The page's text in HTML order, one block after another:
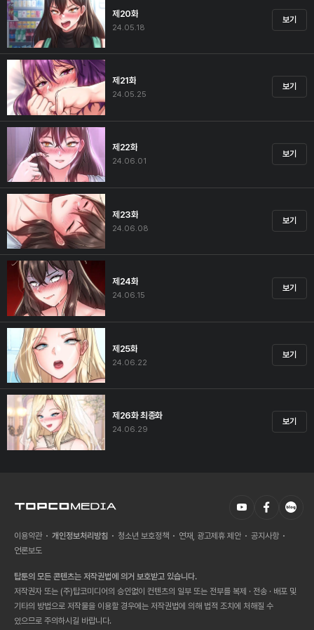
제20화
24.05.18
보기
제21화
24.05.25
보기
제22화
24.06.01
보기
제23화
24.06.08
보기
제24화
24.06.15
보기
제25화
24.06.22
보기
제26화 최종화
24.06.29
보기
이용약관 개인정보처리방침 청소년 보호정책 연재, 광고제휴 제안
공지사항
언론보도
탑툰의 모든 콘텐츠는 저작권법에 의거 보호받고 있습니다.
저작권자 또는 (주)탑코미디어의 승인없이 컨텐츠의 일부 또는 전부를 복제 · 전송 · 배포 및
기타의 방법으로 저작물을 이용할 경우에는 저작권법에 의해 법적 조치에 처해질 수
있으므로 주의하시길 바랍니다.